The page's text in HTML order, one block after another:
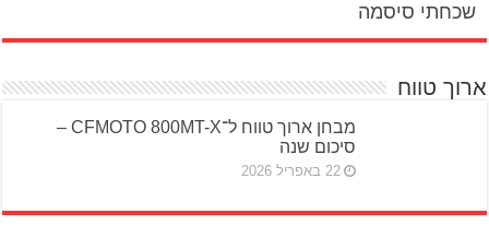
שכחתי סיסמה
ארוך טווח
מבחן ארוך טווח ל־CFMOTO 800MT-X –
סיכום שנה
22 באפריל 2026